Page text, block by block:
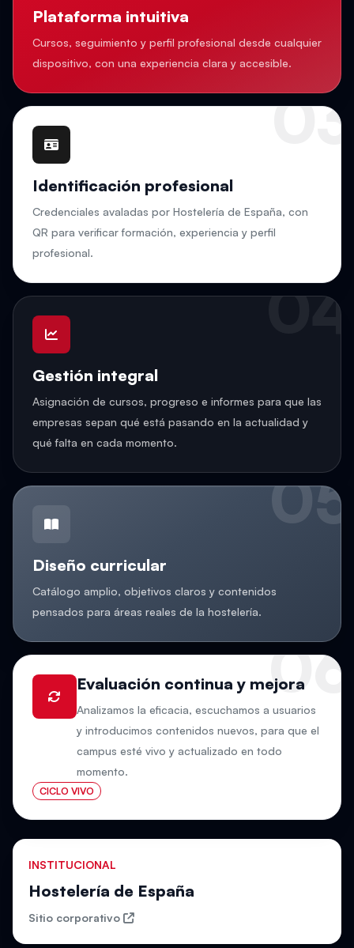
Plataforma intuitiva
Cursos, seguimiento y perfil profesional desde cualquier
dispositivo, con una experiencia clara y accesible.
03
Identificación profesional
Credenciales avaladas por Hostelería de España, con
QR para verificar formación, experiencia y perfil
profesional.
04
Gestión integral
Asignación de cursos, progreso e informes para que las
empresas sepan qué está pasando en la actualidad y
qué falta en cada momento.
05
Diseño curricular
Catálogo amplio, objetivos claros y contenidos
pensados para áreas reales de la hostelería.
06
Evaluación continua y mejora
Analizamos la eficacia, escuchamos a usuarios
y introducimos contenidos nuevos, para que el
campus esté vivo y actualizado en todo
momento.
CICLO VIVO
INSTITUCIONAL
Hostelería de España
Sitio corporativo